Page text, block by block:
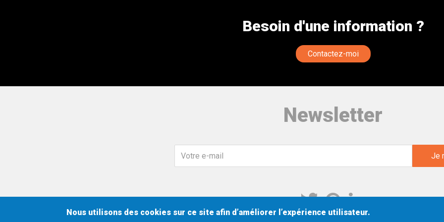
Besoin d'une information ?
Contactez-moi
Newsletter
Votre
TwitterPinterestLinkedin
Nous utilisons des cookies sur ce site afin d’améliorer l’expérience utilisateur.